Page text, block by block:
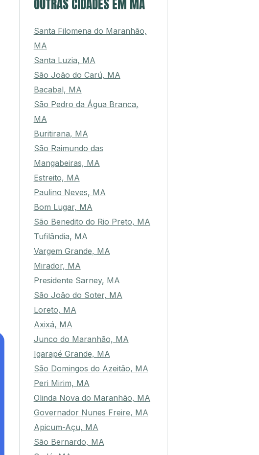
OUTRAS CIDADES EM MA
Santa Filomena do Maranhão,
MA
Santa Luzia, MA
São João do Carú, MA
Bacabal, MA
São Pedro da Água Branca,
MA
Buritirana, MA
São Raimundo das
Mangabeiras, MA
Estreito, MA
Paulino Neves, MA
Bom Lugar, MA
São Benedito do Rio Preto, MA
Tufilândia, MA
Vargem Grande, MA
Mirador, MA
Presidente Sarney, MA
São João do Soter, MA
Loreto, MA
Axixá, MA
Junco do Maranhão, MA
Igarapé Grande, MA
São Domingos do Azeitão, MA
Peri Mirim, MA
Olinda Nova do Maranhão, MA
Governador Nunes Freire, MA
Apicum-Açu, MA
São Bernardo, MA